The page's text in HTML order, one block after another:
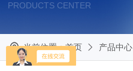
PRODUCTS CENTER
当前位置：首页 产品中心